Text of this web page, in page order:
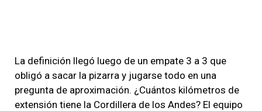
La definición llegó luego de un empate 3 a 3 que
obligó a sacar la pizarra y jugarse todo en una
pregunta de aproximación. ¿Cuántos kilómetros de
extensión tiene la Cordillera de los Andes? El equipo